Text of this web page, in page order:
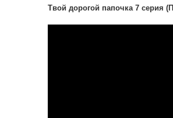
Твой дорогой папочка 7 серия